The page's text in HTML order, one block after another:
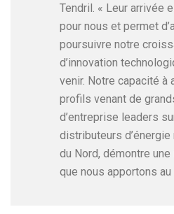
Tendril. « Leur arrivée
pour nous et permet
poursuivre notre
d’innovation
venir. Notre capacité
profils venant de
d’entreprise leaders
distributeurs
du Nord, démontre
que nous apportons